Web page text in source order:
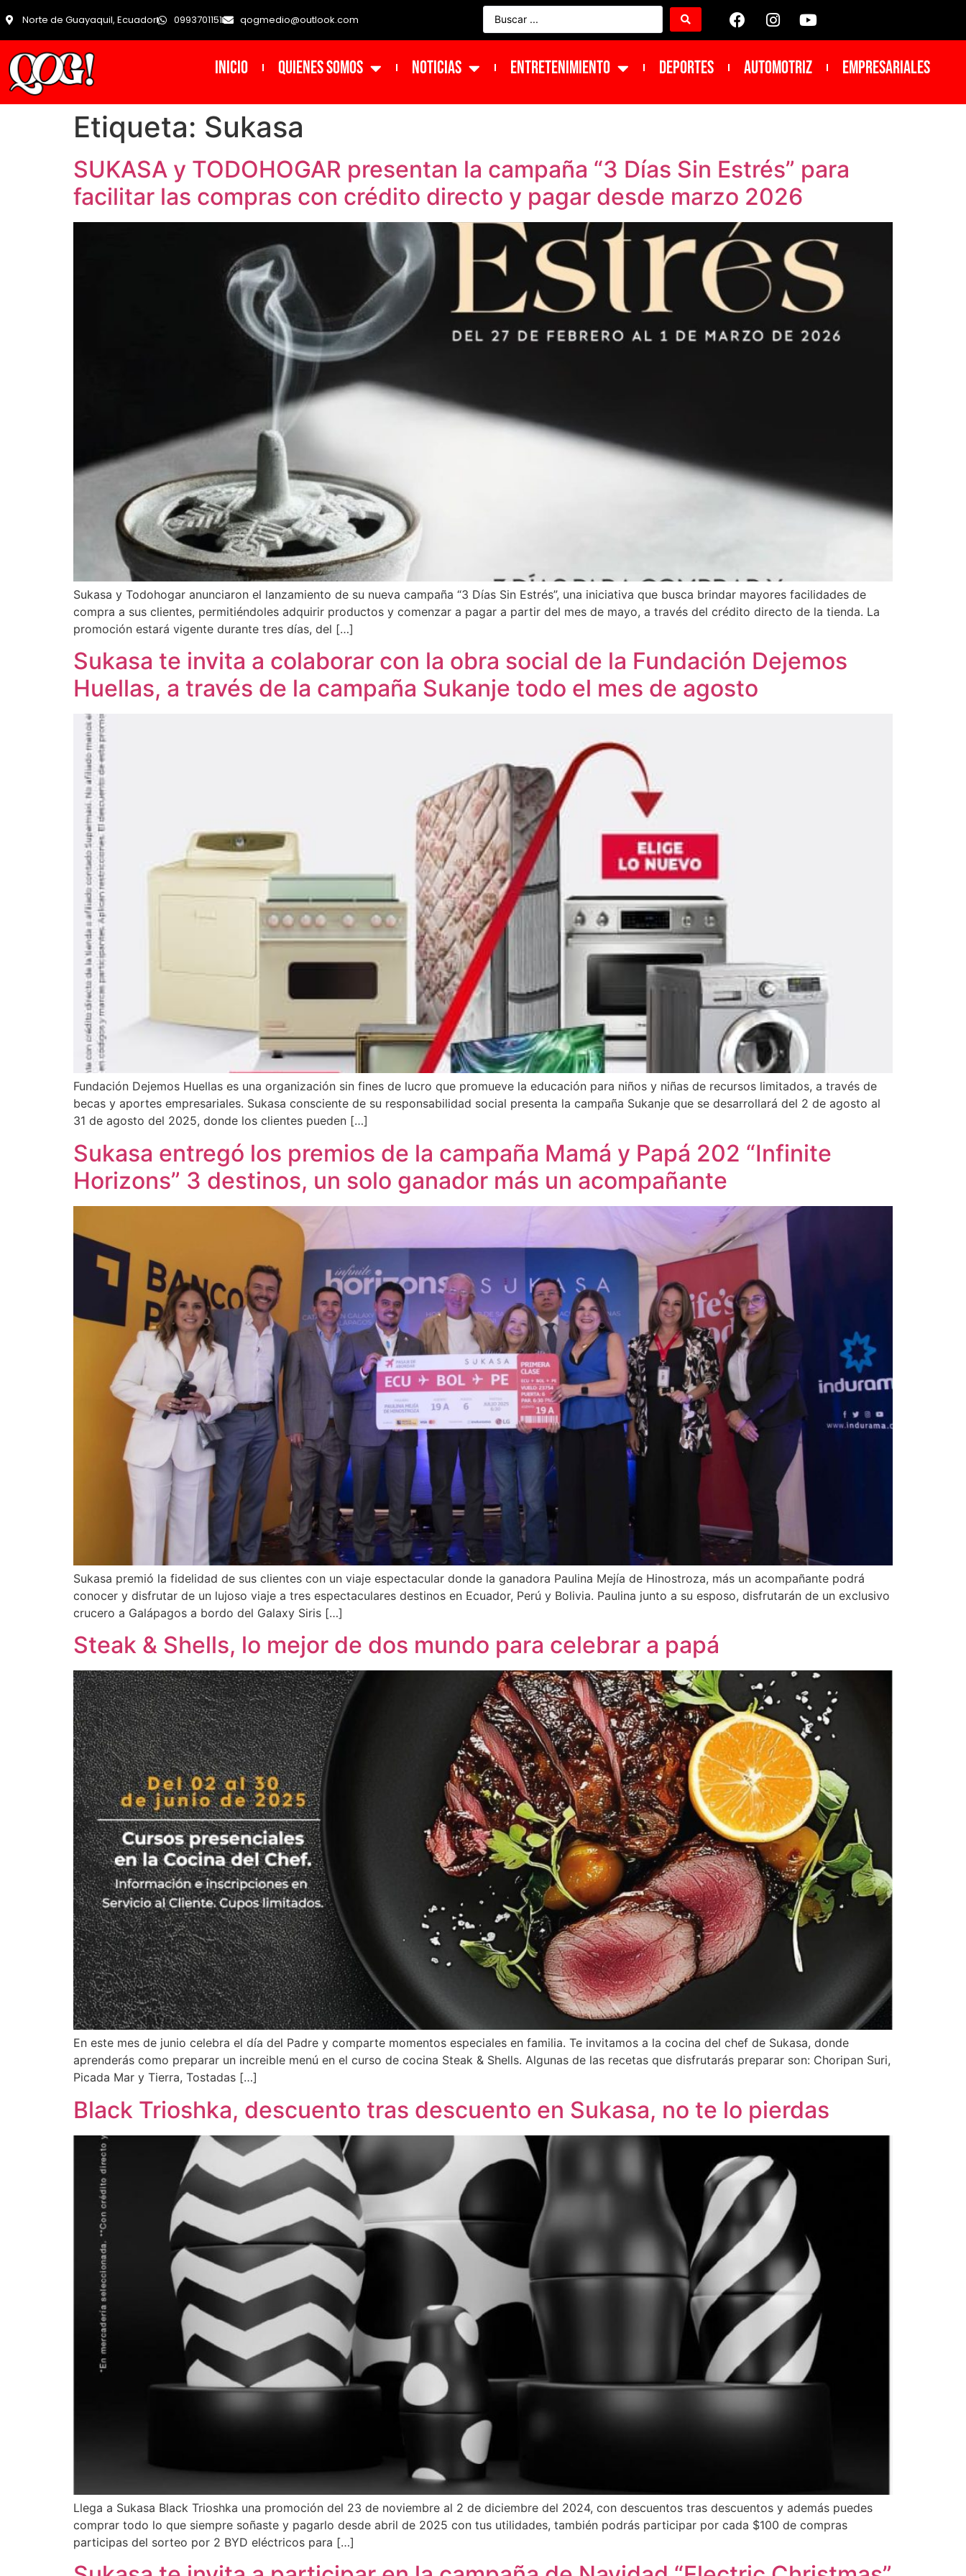
Norte de Guayaquil, Ecuador 0993701151 qogmedio@outlook.com
INICIO Quienes Somos NOTICIAS ENTRETENIMIENTO DEPORTES Automotriz Empresariales
Etiqueta: Sukasa
SUKASA y TODOHOGAR presentan la campaña “3 Días Sin Estrés” para
facilitar las compras con crédito directo y pagar desde marzo 2026
Sukasa y Todohogar anunciaron el lanzamiento de su nueva campaña “3 Días Sin Estrés”, una iniciativa que busca brindar mayores facilidades de
compra a sus clientes, permitiéndoles adquirir productos y comenzar a pagar a partir del mes de mayo, a través del crédito directo de la tienda. La
promoción estará vigente durante tres días, del […]
Sukasa te invita a colaborar con la obra social de la Fundación Dejemos
Huellas, a través de la campaña Sukanje todo el mes de agosto
Fundación Dejemos Huellas es una organización sin fines de lucro que promueve la educación para niños y niñas de recursos limitados, a través de
becas y aportes empresariales. Sukasa consciente de su responsabilidad social presenta la campaña Sukanje que se desarrollará del 2 de agosto al
31 de agosto del 2025, donde los clientes pueden […]
Sukasa entregó los premios de la campaña Mamá y Papá 202 “Infinite
Horizons” 3 destinos, un solo ganador más un acompañante
Sukasa premió la fidelidad de sus clientes con un viaje espectacular donde la ganadora Paulina Mejía de Hinostroza, más un acompañante podrá
conocer y disfrutar de un lujoso viaje a tres espectaculares destinos en Ecuador, Perú y Bolivia. Paulina junto a su esposo, disfrutarán de un exclusivo
crucero a Galápagos a bordo del Galaxy Siris […]
Steak & Shells, lo mejor de dos mundo para celebrar a papá
En este mes de junio celebra el día del Padre y comparte momentos especiales en familia. Te invitamos a la cocina del chef de Sukasa, donde
aprenderás como preparar un increible menú en el curso de cocina Steak & Shells. Algunas de las recetas que disfrutarás preparar son: Choripan Suri,
Picada Mar y Tierra, Tostadas […]
Black Trioshka, descuento tras descuento en Sukasa, no te lo pierdas
Llega a Sukasa Black Trioshka una promoción del 23 de noviembre al 2 de diciembre del 2024, con descuentos tras descuentos y además puedes
comprar todo lo que siempre soñaste y pagarlo desde abril de 2025 con tus utilidades, también podrás participar por cada $100 de compras
participas del sorteo por 2 BYD eléctricos para […]